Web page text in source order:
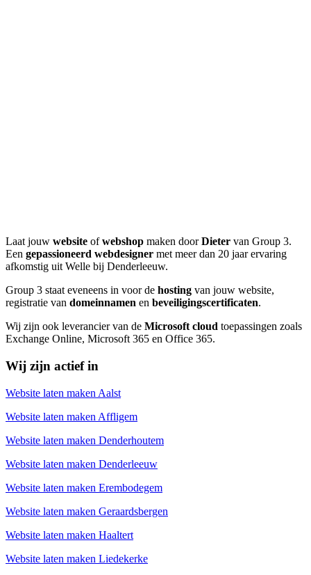
Laat jouw website ofwebshop maken doorDieter van Group 3.
Een gepassioneerd webdesigner met meer dan 20 jaar ervaring
afkomstig uit Welle bij Denderleeuw.
Group 3 staat eveneens in voor de hosting van jouw website,
registratie van domeinnamen en beveiligingscertificaten.
Wij zijn ook leverancier van de Microsoft cloud toepassingen zoals
Exchange Online, Microsoft 365 en Office 365.
Wij zijn actief in
Website laten maken Aalst
Website laten maken Affligem
Website laten maken Denderhoutem
Website laten maken Denderleeuw
Website laten maken Erembodegem
Website laten maken Geraardsbergen
Website laten maken Haaltert
Website laten maken Liedekerke